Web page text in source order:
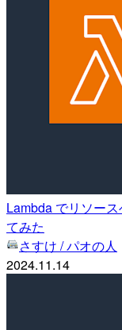
Lambda でリソー
てみた
さすけ / パオの人
2024.11.14